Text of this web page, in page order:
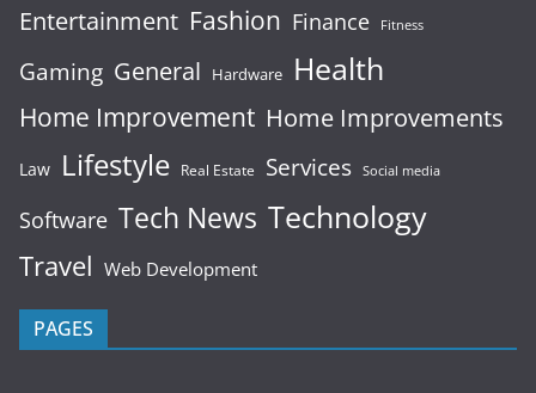
Entertainment Fashion Finance Fitness
Gaming General Hardware Health
Home Improvement Home Improvements
Law Lifestyle Real Estate Services Social media
Software Tech News Technology
Travel Web Development
PAGES